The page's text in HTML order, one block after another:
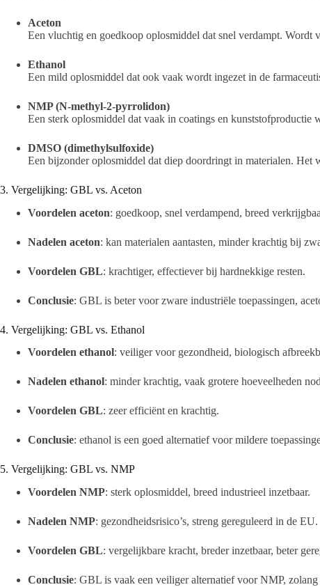
Aceton
Een vluchtig en goedkoop oplosmiddel dat snel verdampt.
Ethanol
Een mild oplosmiddel dat ook vaak wordt ingezet in de
NMP (N-methyl-2-pyrrolidon)
Een sterk oplosmiddel dat vaak in coatings en kunststofproductie
DMSO (dimethylsulfoxide)
Een bijzonder oplosmiddel dat diep doordringt in materialen. Het
3. Vergelijking: GBL vs. Aceton
Voordelen aceton: goedkoop, snel verdampend, breed
Nadelen aceton: kan materialen aantasten, minder krachtig bij
Voordelen GBL: krachtiger, effectiever bij hardnekkige resten.
Conclusie: GBL is beter voor zware industriële toepassingen,
4. Vergelijking: GBL vs. Ethanol
Voordelen ethanol: veiliger voor gezondheid, biologisch
Nadelen ethanol: minder krachtig, vaak grotere hoeveelheden
Voordelen GBL: zeer efficiënt en krachtig.
Conclusie: ethanol is een goed alternatief voor mildere
5. Vergelijking: GBL vs. NMP
Voordelen NMP: sterk oplosmiddel, breed industrieel inzetbaar.
Nadelen NMP: gezondheidsrisico’s, streng gereguleerd in de EU.
Voordelen GBL: vergelijkbare kracht, breder inzetbaar, beter
Conclusie: GBL is vaak een veiliger alternatief voor NMP,